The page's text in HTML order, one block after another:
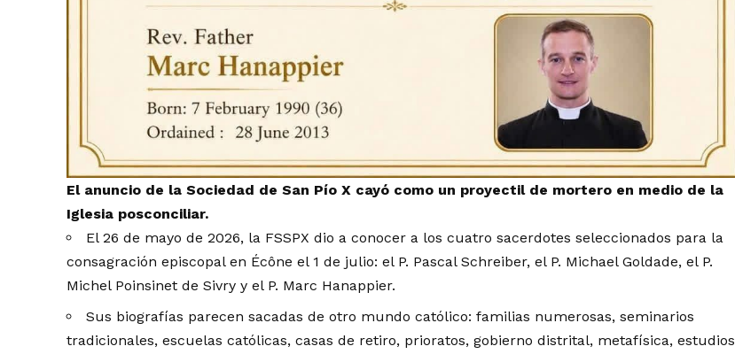
El anuncio de la Sociedad de San Pío X cayó como un proyectil de mortero en medio de la
Iglesia posconciliar.
El 26 de mayo de 2026, la FSSPX dio a conocer a los cuatro sacerdotes seleccionados para la
consagración episcopal en Écône el 1 de julio: el P. Pascal Schreiber, el P. Michael Goldade, el P.
Michel Poinsinet de Sivry y el P. Marc Hanappier.
Sus biografías parecen sacadas de otro mundo católico: familias numerosas, seminarios
tradicionales, escuelas católicas, casas de retiro, prioratos, gobierno distrital, metafísica, estudios